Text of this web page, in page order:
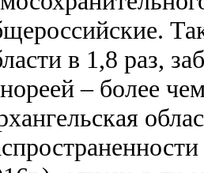
в 1,8 раз,
– более